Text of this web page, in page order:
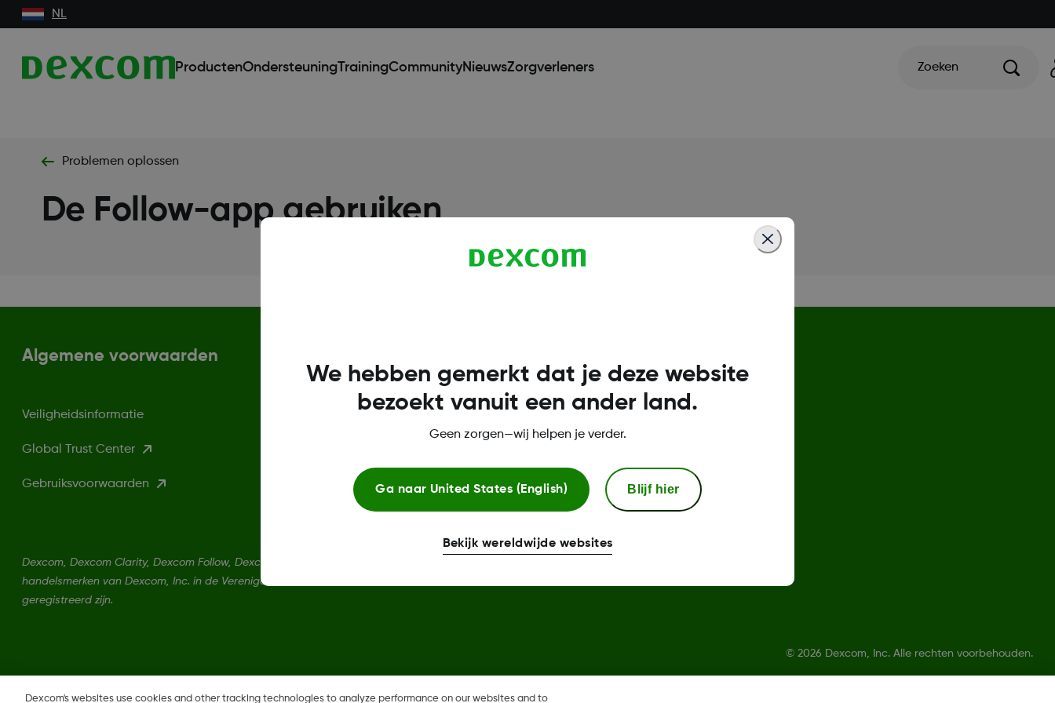
NL
ProductenOndersteuningTrainingCommunityNieuwsZorgverleners Zoeken
Problemen oplossen
De Follow-app gebruiken
Algemene voorwaarden
Veiligheidsinformatie
Global Trust Center
Gebruiksvoorwaarden Vervangingsbeleid voor sensoren
Dexcom, Dexcom Clarity, Dexcom Follow, Dexcom One, Dexcom Share, Share zijn geregistreerde
handelsmerken van Dexcom, Inc. in de Verenigde Staten en kunnen eveneens in andere landen
geregistreerd zijn.
© 2026 Dexcom, Inc. Alle rechten voorbehouden.
Dexcom's websites use cookies and other tracking technologies to analyze performance on our websites and to
We hebben gemerkt dat je deze website
bezoekt vanuit een ander land.
Geen zorgen—wij helpen je verder.
Ga naar United States (English) Blijf hier
Bekijk wereldwijde websites